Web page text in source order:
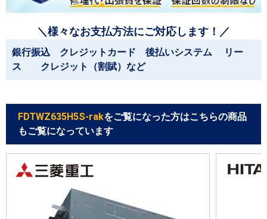
＼様々なお支払方法にご対応します！／
銀行振込 クレジットカード 後払いシステム リー
ス クレジット（割賦）など
FDTWZ635H5S-rakをご覧になった方はこちらの商品
もご覧になっています